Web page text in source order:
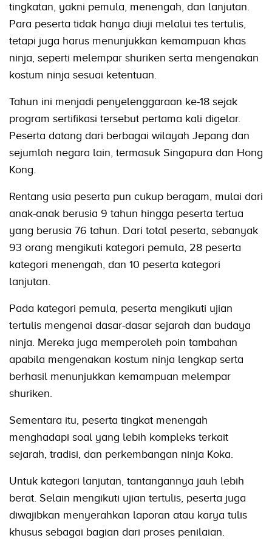
tingkatan, yakni pemula, menengah, dan lanjutan.
Para peserta tidak hanya diuji melalui tes tertulis,
tetapi juga harus menunjukkan kemampuan khas
ninja, seperti melempar shuriken serta mengenakan
kostum ninja sesuai ketentuan.
Tahun ini menjadi penyelenggaraan ke-18 sejak
program sertifikasi tersebut pertama kali digelar.
Peserta datang dari berbagai wilayah Jepang dan
sejumlah negara lain, termasuk Singapura dan Hong
Kong.
Rentang usia peserta pun cukup beragam, mulai dari
anak-anak berusia 9 tahun hingga peserta tertua
yang berusia 76 tahun. Dari total peserta, sebanyak
93 orang mengikuti kategori pemula, 28 peserta
kategori menengah, dan 10 peserta kategori
lanjutan.
Pada kategori pemula, peserta mengikuti ujian
tertulis mengenai dasar-dasar sejarah dan budaya
ninja. Mereka juga memperoleh poin tambahan
apabila mengenakan kostum ninja lengkap serta
berhasil menunjukkan kemampuan melempar
shuriken.
Sementara itu, peserta tingkat menengah
menghadapi soal yang lebih kompleks terkait
sejarah, tradisi, dan perkembangan ninja Koka.
Untuk kategori lanjutan, tantangannya jauh lebih
berat. Selain mengikuti ujian tertulis, peserta juga
diwajibkan menyerahkan laporan atau karya tulis
khusus sebagai bagian dari proses penilaian.